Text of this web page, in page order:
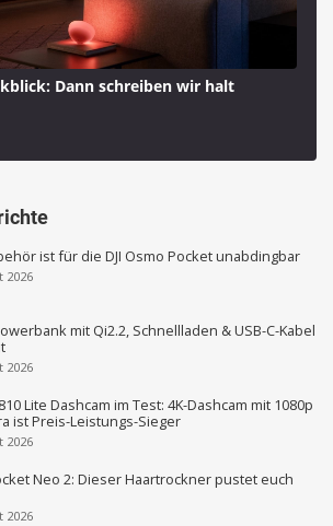
Dann schreiben wir halt
ist für die DJI Osmo Pocket unabdingbar
2026
mit Qi2.2, Schnellladen & USB-C-Kabel
2026
Lite Dashcam im Test: 4K-Dashcam mit 1080p
ist Preis-Leistungs-Sieger
2026
Neo 2: Dieser Haartrockner pustet euch
2026